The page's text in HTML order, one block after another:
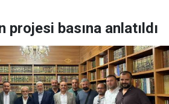
projesi basına anlatıldı